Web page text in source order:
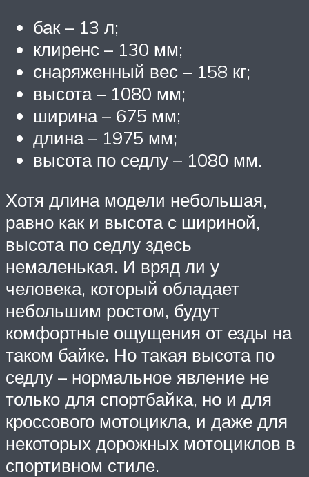
бак – 13 л;
клиренс – 130 мм;
снаряженный вес – 158 кг;
высота – 1080 мм;
ширина – 675 мм;
длина – 1975 мм;
высота по седлу – 1080 мм.
Хотя длина модели небольшая,
равно как и высота с шириной,
высота по седлу здесь
немаленькая. И вряд ли у
человека, который обладает
небольшим ростом, будут
комфортные ощущения от езды на
таком байке. Но такая высота по
седлу – нормальное явление не
только для спортбайка, но и для
кроссового мотоцикла, и даже для
некоторых дорожных мотоциклов в
спортивном стиле.